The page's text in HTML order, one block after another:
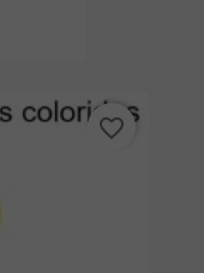
favorite_border